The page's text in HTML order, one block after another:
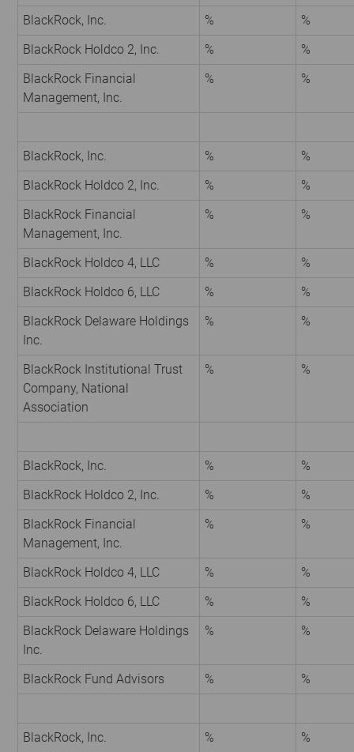
BlackRock, Inc. %
%
BlackRock Holdco 2, Inc.
%
%
BlackRock Financial
Management, Inc.
% %
BlackRock, Inc. %
%
BlackRock Holdco 2, Inc.
%
%
BlackRock Financial
Management, Inc.
% %
BlackRock Holdco 4, LLC %
%
BlackRock Holdco 6, LLC
%
%
BlackRock Delaware Holdings
Inc.
% %
BlackRock Institutional Trust
Company, National
Association
% %
BlackRock, Inc. %
%
BlackRock Holdco 2, Inc.
%
%
BlackRock Financial
Management, Inc.
% %
BlackRock Holdco 4, LLC %
%
BlackRock Holdco 6, LLC
%
%
BlackRock Delaware Holdings
Inc.
% %
BlackRock Fund Advisors % %
BlackRock, Inc. %
%